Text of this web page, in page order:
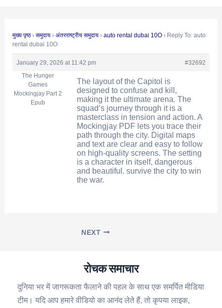
मुख्य पृष्ठ › समुदाय › अंतरराष्ट्रीय समुदाय › auto rental dubai 10O › Reply To: auto
rental dubai 10O
January 29, 2026 at 11:42 pm
#32692
The Hunger
Games
Mockingjay Part 2
Epub
The layout of the Capitol is
designed to confuse and kill,
making it the ultimate arena. The
squad’s journey through it is a
masterclass in tension and action. A
Mockingjay PDF lets you trace their
path through the city. Digital maps
and text are clear and easy to follow
on high-quality screens. The setting
is a character in itself, dangerous
and beautiful. survive the city to win
the war.
NEXT
रोचक समाचार
दुनिया भर में जागरूकता फैलाने की पहल के साथ एक समर्पित मीडिया
टीम। यदि आप हमारे वीडियो का आनंद लेते हैं, तो कृपया लाइक,